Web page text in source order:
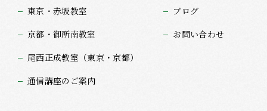
東京・赤坂教室
京都・御所南教室
尾西正成教室（東京・京都）
通信講座のご案内
ブログ
お問い合わせ